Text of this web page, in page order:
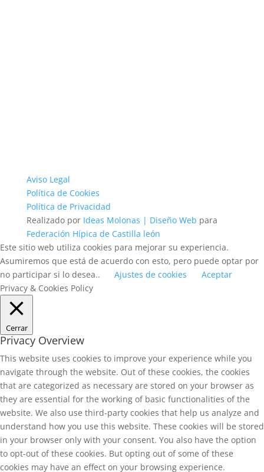
Aviso Legal
Política de Cookies
Política de Privacidad
Realizado por Ideas Molonas | Diseño Web para
Federación Hípica de Castilla león
Este sitio web utiliza cookies para mejorar su experiencia.
Asumiremos que está de acuerdo con esto, pero puede optar por
no participar si lo desea..
Ajustes de cookies
Aceptar
Privacy & Cookies Policy
Cerrar
Privacy Overview
This website uses cookies to improve your experience while you
navigate through the website. Out of these cookies, the cookies
that are categorized as necessary are stored on your browser as
they are essential for the working of basic functionalities of the
website. We also use third-party cookies that help us analyze and
understand how you use this website. These cookies will be stored
in your browser only with your consent. You also have the option
to opt-out of these cookies. But opting out of some of these
cookies may have an effect on your browsing experience.